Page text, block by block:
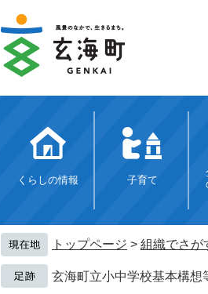
くらしの情報 子育て
トップページ > 組織でさが
玄海町立小中学校基本構想